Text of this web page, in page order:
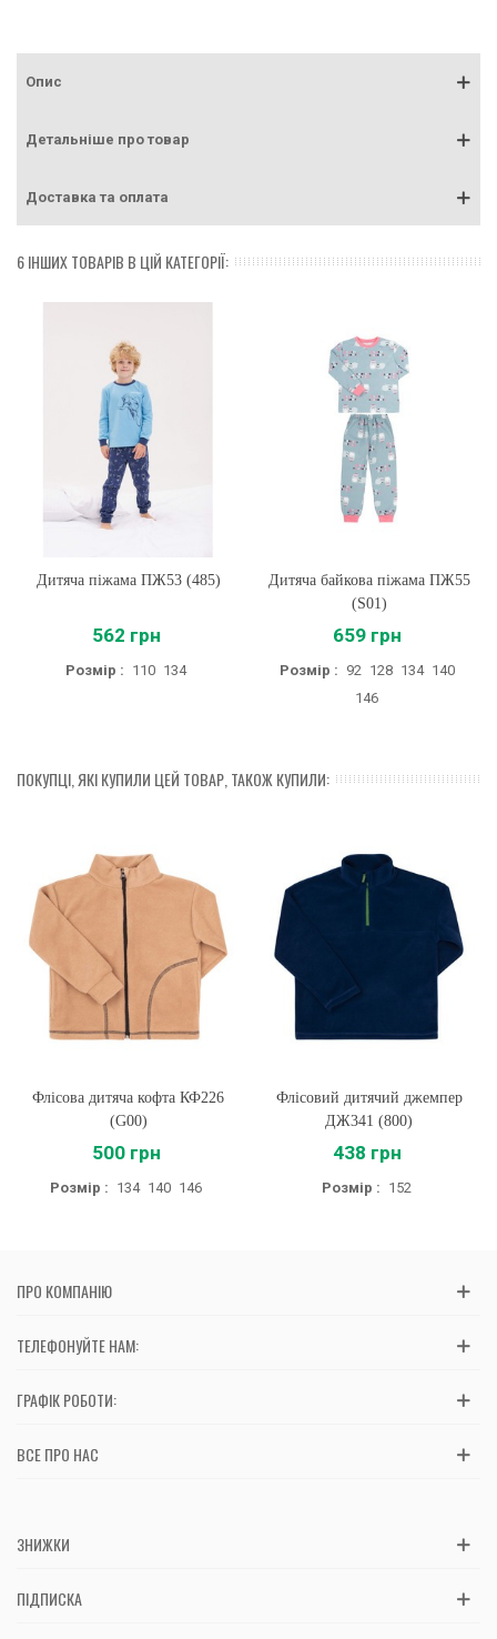
Опис
Детальніше про товар
Доставка та оплата
6 ІНШИХ ТОВАРІВ В ЦІЙ КАТЕГОРІЇ:
Дитяча піжама ПЖ53 (485)
562 грн
Розмір : 110 134
Дитяча байкова піжама ПЖ55
(S01)
659 грн
Розмір : 92 128 134 140
146
ПОКУПЦІ, ЯКІ КУПИЛИ ЦЕЙ ТОВАР, ТАКОЖ КУПИЛИ:
Флісова дитяча кофта КФ226
(G00)
500 грн
Розмір : 134 140 146
Флісовий дитячий джемпер
ДЖ341 (800)
438 грн
Розмір : 152
ПРО КОМПАНІЮ
ТЕЛЕФОНУЙТЕ НАМ:
ГРАФІК РОБОТИ:
ВСЕ ПРО НАС
ЗНИЖКИ
ПІДПИСКА